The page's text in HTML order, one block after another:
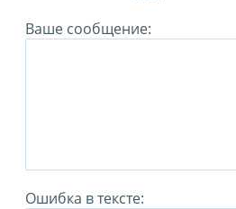
Ваше сообщение:
Ошибка в тексте: